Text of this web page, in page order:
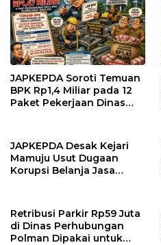
JAPKEPDA Soroti Temuan
BPK Rp1,4 Miliar pada 12
Paket Pekerjaan Dinas
JAPKEPDA Desak Kejari
Mamuju Usut Dugaan
Korupsi Belanja Jasa
Kelebihan Pembayaran
Rp146,4 Juta
Retribusi Parkir Rp59 Juta
di Dinas Perhubungan
Polman Dipakai untuk